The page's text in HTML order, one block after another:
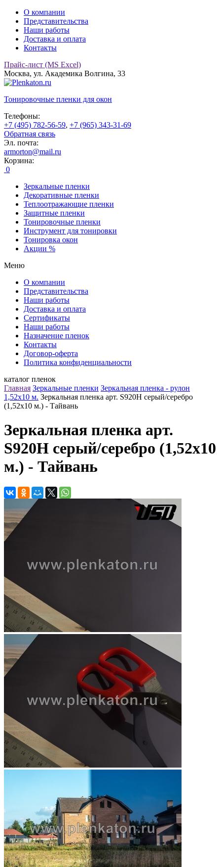
О компании
Представительства
Наши работы
Доставка и оплата
Контакты
Прайс-лист (MS Excel)
Москва, ул. Академика Волгина, 33
Тонировочные пленки для окон
Телефоны:
+7 (495) 782-56-59, +7 (965) 343-31-69
Обратная связь
Эл. почта:
armorton@mail.ru
Корзина:
0
Зеркальные пленки
Декоративные пленки
Теплоотражающие пленки
Защитные пленки
Тонировочные пленки
Инструмент для тонировки
Тонировка окон
Акции %
Меню
О компании
Представительства
Наши работы
Доставка и оплата
Сертификаты
Наши работы
Назначение пленок
Контакты
Договор-оферта
Политика конфиденциальности
каталог пленок
Главная Зеркальные пленки Зеркальная пленка - рулон
1,52х10 м. Зеркальная пленка арт. S920H серый/серебро
(1,52х10 м.) - Тайвань
Зеркальная пленка арт.
S920H серый/серебро (1,52х10
м.) - Тайвань